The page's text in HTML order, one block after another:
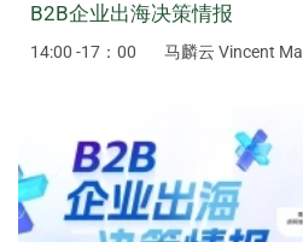
B2B企业出海决策情报
14:00 -17：00 马麟云 Vincent Ma